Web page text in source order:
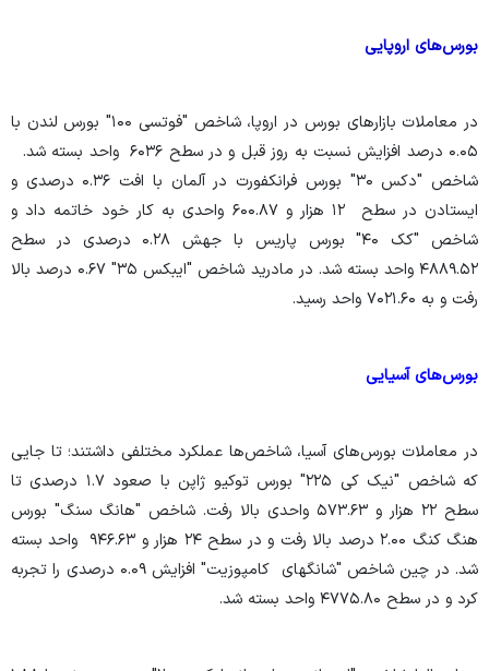
بورس‌های اروپایی
در معاملات بازارهای بورس در اروپا، شاخص "فوتسی ۱۰۰" بورس لندن با
۰.۰۵ درصد افزایش نسبت به روز قبل و در سطح ۶۰۳۶ واحد بسته شد.
شاخص "دکس ۳۰" بورس فرانکفورت در آلمان با افت ۰.۳۶ درصدی و
ایستادن در سطح ۱۲ هزار و ۶۰۰.۸۷ واحدی به کار خود خاتمه داد و
شاخص "کک ۴۰" بورس پاریس با جهش ۰.۲۸ درصدی در سطح
۴۸۸۹.۵۲ واحد بسته شد. در مادرید شاخص "ایبکس ۳۵" ۰.۶۷ درصد بالا
رفت و به ۷۰۲۱.۶۰ واحد رسید.
بورس‌های آسیایی
در معاملات بورس‌های آسیا، شاخص‌ها عملکرد مختلفی داشتند؛ تا جایی
که شاخص "نیک کی ۲۲۵" بورس توکیو ژاپن با صعود ۱.۷ درصدی تا
سطح ۲۲ هزار و ۵۷۳.۶۳ واحدی بالا رفت. شاخص "هانگ سنگ" بورس
هنگ کنگ ۲.۰۰ درصد بالا رفت و در سطح ۲۴ هزار و ۹۴۶.۶۳ واحد بسته
شد. در چین شاخص "شانگهای کامپوزیت" افزایش ۰.۰۹ درصدی را تجربه
کرد و در سطح ۴۷۷۵.۸۰ واحد بسته شد.